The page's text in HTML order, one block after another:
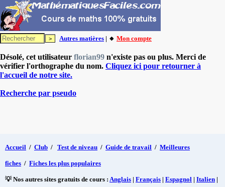
Autres matières | 🔸 Mon compte
Désolé, cet utilisateur florian99 n'existe pas ou plus. Merci de
vérifier l'orthographe du nom. Cliquez ici pour retourner à
l'accueil de notre site.
Recherche par pseudo
Accueil / Club / Test de niveau / Guide de travail / Meilleures
fiches / Fiches les plus populaires
💡 Nos autres sites gratuits de cours : Anglais | Français | Espagnol | Italien |